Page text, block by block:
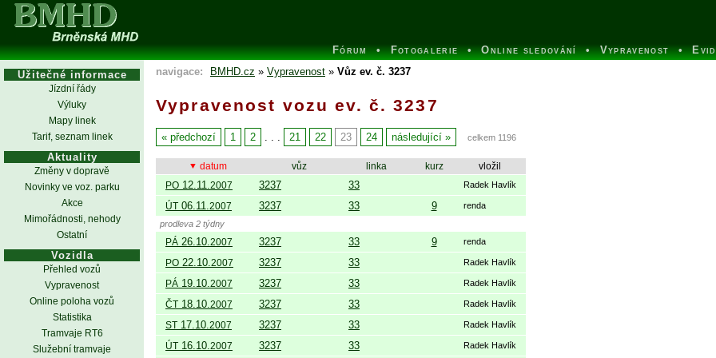
Fórum Fotogalerie Online sledování Vypravenost
Vypravenost vozu ev. č. 3237
předchozí 1 2 . . . 21 22 23 24 následující celkem 1196
datum vůz linka kurz
vložil
PO 12.11.2007 3237 33 Radek Havlík
ÚT 06.11.2007 3237 33 9
renda
prodleva 2 týdny
PÁ 26.10.2007 3237 33 9 renda
PO 22.10.2007 3237 33 Radek Havlík
PÁ 19.10.2007 3237 33 Radek Havlík
ČT 18.10.2007 3237 33 Radek Havlík
ST 17.10.2007 3237 33 Radek Havlík
ÚT 16.10.2007 3237 33 Radek Havlík
Užitečné informace
Jízdní řády
Výluky
Mapy linek
Tarif, seznam linek
Aktuality
Změny v dopravě
Novinky ve voz. parku
Akce
Mimořádnosti, nehody
Ostatní
Vozidla
Přehled vozů
Vypravenost
Online poloha vozů
Statistika
Tramvaje RT6
Služební tramvaje
navigace: BMHD.cz » Vypravenost » Vůz ev. č. 3237